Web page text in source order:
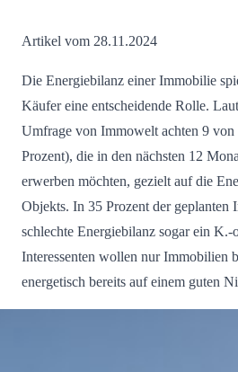
Artikel vom 28.11.2024
Die Energiebilanz einer Immobilie
Käufer eine entscheidende Rolle.
Umfrage von Immowelt achten 9 von
Prozent), die in den nächsten 12
erwerben möchten, gezielt auf die
Objekts. In 35 Prozent der geplanten
schlechte Energiebilanz sogar ein
Interessenten wollen nur Immobilien
energetisch bereits auf einem guten